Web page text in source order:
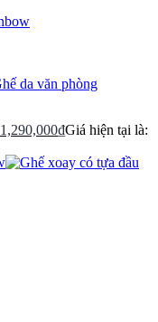
1,290,000₫Giá hiện tại là: